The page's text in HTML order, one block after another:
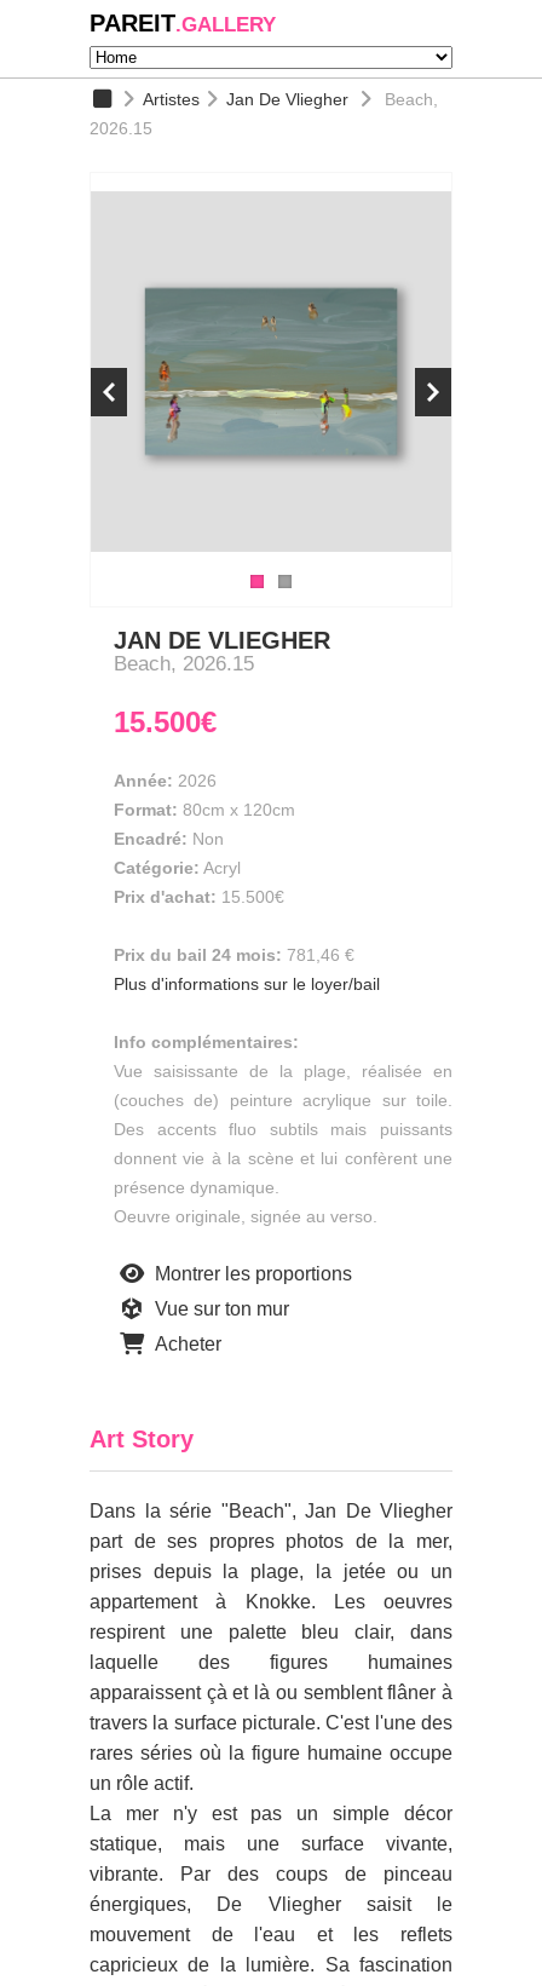
PAREIT.GALLERY
Artistes Jan De Vliegher
Beach,
2026.15
JAN DE VLIEGHER
Beach, 2026.15
15.500€
Année: 2026
Format: 80cm x 120cm
Encadré: Non
Catégorie: Acryl
Prix d'achat: 15.500€
Prix du bail 24 mois: 781,46 €
Plus d'informations sur le loyer/bail
Info complémentaires:
Vue saisissante de la plage, réalisée en
(couches de) peinture acrylique sur toile.
Des accents fluo subtils mais puissants
donnent vie à la scène et lui confèrent une
présence dynamique.
Oeuvre originale, signée au verso.
Montrer les proportions
Vue sur ton mur
Acheter
Art Story
Dans la série "Beach", Jan De Vliegher
part de ses propres photos de la mer,
prises depuis la plage, la jetée ou un
appartement à Knokke. Les oeuvres
respirent une palette bleu clair, dans
laquelle des figures humaines
apparaissent çà et là ou semblent flâner à
travers la surface picturale. C'est l'une des
rares séries où la figure humaine occupe
un rôle actif.
La mer n'y est pas un simple décor
statique, mais une surface vivante,
vibrante. Par des coups de pinceau
énergiques, De Vliegher saisit le
mouvement de l'eau et les reflets
capricieux de la lumière. Sa fascination